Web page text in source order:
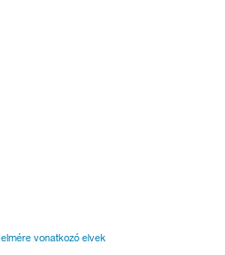
vonatkozó elvek